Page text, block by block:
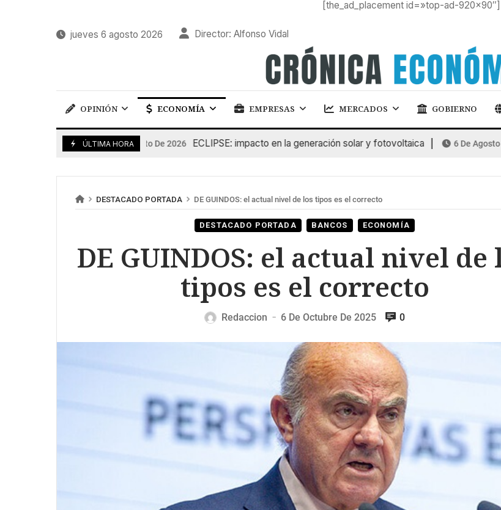
[the_ad_placement id=»top-ad-920×90″]
jueves 6 agosto 2026 Director: Alfonso Vidal
OPINIÓN ECONOMÍA EMPRESAS MERCADOS GOBIERNO
ÚLTIMA HORA
6 De Agosto De 2026 ECLIPSE: impacto en la generación solar y fotovoltaica 6 De Agosto De
DESTACADO PORTADA DE GUINDOS: el actual nivel de los tipos es el correcto
DESTACADO PORTADA BANCOS ECONOMÍA
DE GUINDOS: el actual nivel de
tipos es el correcto
Redaccion — 6 De Octubre De 2025 0